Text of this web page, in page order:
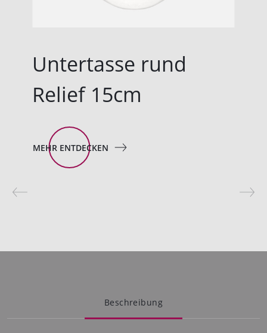
Untertasse rund
Relief 15cm
MEHR ENTDECKEN
Beschreibung